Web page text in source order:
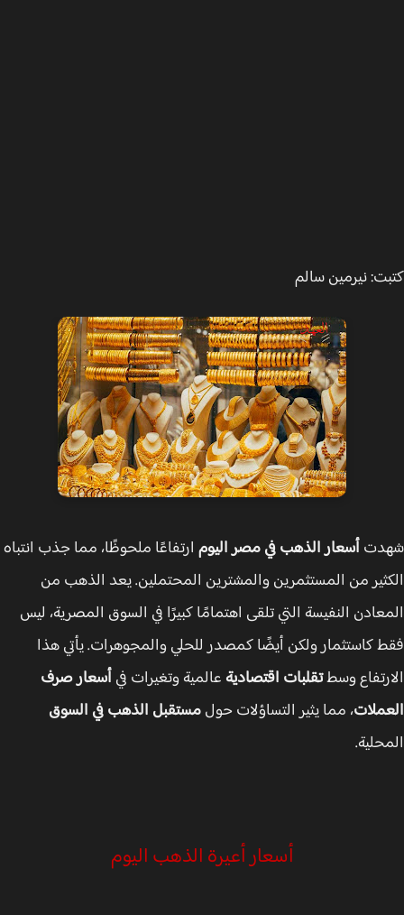
نيرمين سالم
أسعار الذهب في مصر اليومارتفاعًا ملحوظًا، مما جذب انتباه
من المستثمرين والمشترين المحتملين. يعد الذهب من
النفيسة التي تلقى اهتمامًا كبيرًا في السوق المصرية، ليس
كاستثمار ولكن أيضًا كمصدر للحلي والمجوهرات. يأتي هذا
وسطتقلبات اقتصاديةعالمية وتغيرات في أسعار صرف
، مما يثير التساؤلات حولمستقبل الذهب في السوق
أسعار أعيرة الذهب اليوم